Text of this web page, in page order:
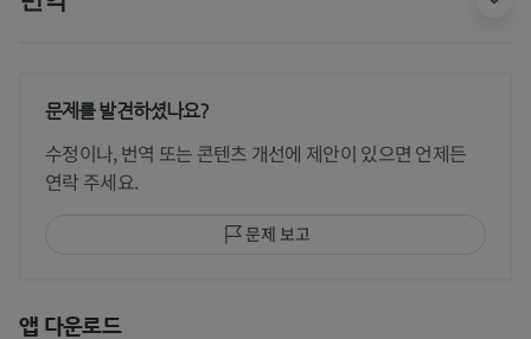
문제를 발견하셨나요?
수정이나, 번역 또는 콘텐츠 개선에 제안이 있으면 언제든
연락 주세요.
문제 보고
앱 다운로드